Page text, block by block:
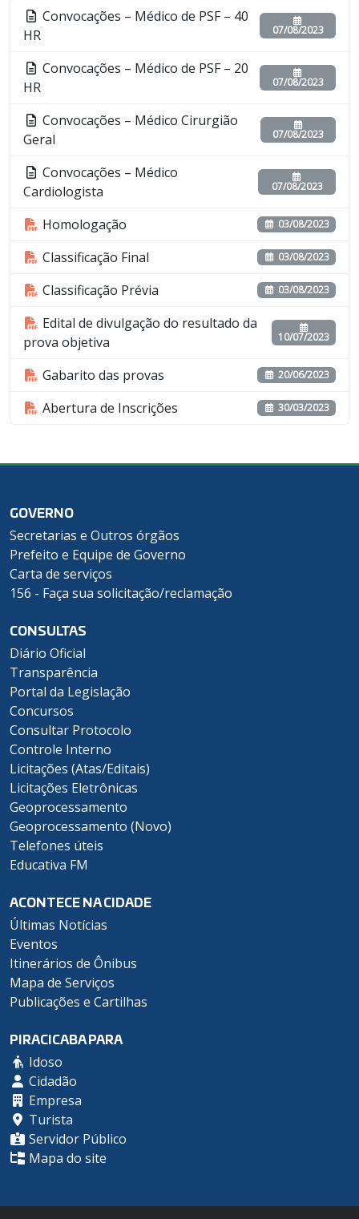
Convocações – Médico de PSF – 40
HR
07/08/2023
Convocações – Médico de PSF – 20
HR
07/08/2023
Convocações – Médico Cirurgião
Geral
07/08/2023
Convocações – Médico
Cardiologista
07/08/2023
Homologação 03/08/2023
Classificação Final 03/08/2023
Classificação Prévia 03/08/2023
Edital de divulgação do resultado da
prova objetiva
10/07/2023
Gabarito das provas 20/06/2023
Abertura de Inscrições 30/03/2023
GOVERNO
Secretarias e Outros órgãos
Prefeito e Equipe de Governo
Carta de serviços
156 - Faça sua solicitação/reclamação
CONSULTAS
Diário Oficial
Transparência
Portal da Legislação
Concursos
Consultar Protocolo
Controle Interno
Licitações (Atas/Editais)
Licitações Eletrônicas
Geoprocessamento
Geoprocessamento (Novo)
Telefones úteis
Educativa FM
ACONTECE NA CIDADE
Últimas Notícias
Eventos
Itinerários de Ônibus
Mapa de Serviços
Publicações e Cartilhas
PIRACICABA PARA
Idoso
Cidadão
Empresa
Turista
Servidor Público
Mapa do site